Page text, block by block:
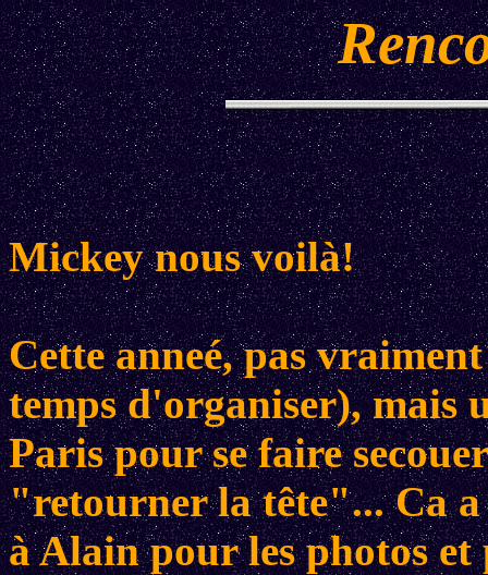
Mickey nous voilà!
Cette anneé, pas
temps d'organiser), mais
Paris pour se faire
"retourner la tête"... Ca
à Alain pour les photos